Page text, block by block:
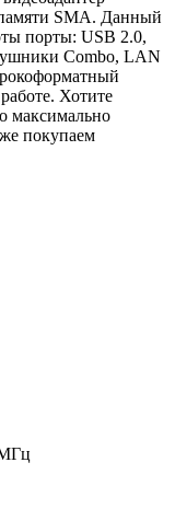
SMA. Данный
порты: USB 2.0,
Combo, LAN
Хотите
максимально
покупаем